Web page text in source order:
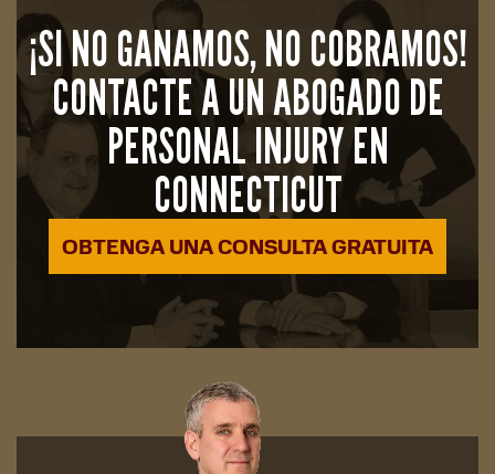
¡SI NO GANAMOS, NO COBRAMOS!
CONTACTE A UN ABOGADO DE
PERSONAL INJURY EN
CONNECTICUT
OBTENGA UNA CONSULTA GRATUITA